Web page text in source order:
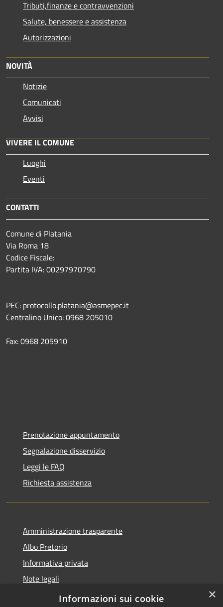
Tributi,finanze e contravvenzioni
Salute, benessere e assistenza
Autorizzazioni
NOVITÀ
Notizie
Comunicati
Avvisi
VIVERE IL COMUNE
Luoghi
Eventi
CONTATTI
Comune di Platania
Via Roma 18
Codice Fiscale:
Partita IVA: 00297970790
PEC: protocollo.platania@asmepec.it
Centralino Unico: 0968 205010
Fax: 0968 205910
Prenotazione appuntamento
Segnalazione disservizio
Leggi le FAQ
Richiesta assistenza
Amministrazione trasparente
Albo Pretorio
Informativa privata
Note legali
Dichiarazione di accessibilità
×
Informazioni sui cookie